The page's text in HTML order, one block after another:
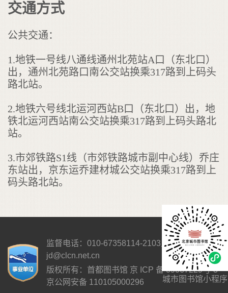
交通方式
公共交通：
1.地铁一号线八通线通州北苑站A口（东北口）
出，通州北苑路口南公交站换乘317路到上码头
路北站。
2.地铁六号线北运河西站B口（东北口）出，地
铁北运河西站南公交站换乘317路到上码头路北
站。
3.市郊铁路S1线（市郊铁路城市副中心线）乔庄
东站出，京东运乔建材城公交站换乘317路到上
码头路北站。
监督电话：010-67358114-2103 监督邮箱：
jd@clcn.net.cn
版权所有：首都图书馆 京 ICP 备 09067229号-3
京公网安备 110105000296
城市图书馆小程序